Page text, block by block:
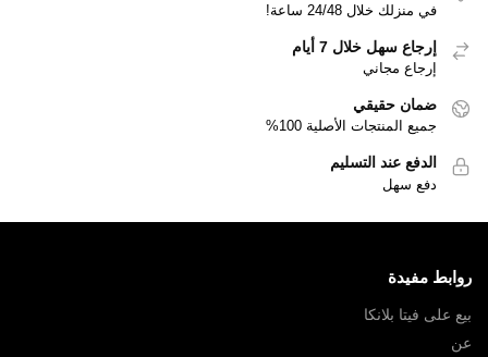
في منزلك خلال 24/48 ساعة!
إرجاع سهل خلال 7 أيام
إرجاع مجاني
ضمان حقيقي
جميع المنتجات الأصلية 100%
الدفع عند التسليم
دفع سهل
روابط مفيدة
بيع على فيتا بلانكا
عن